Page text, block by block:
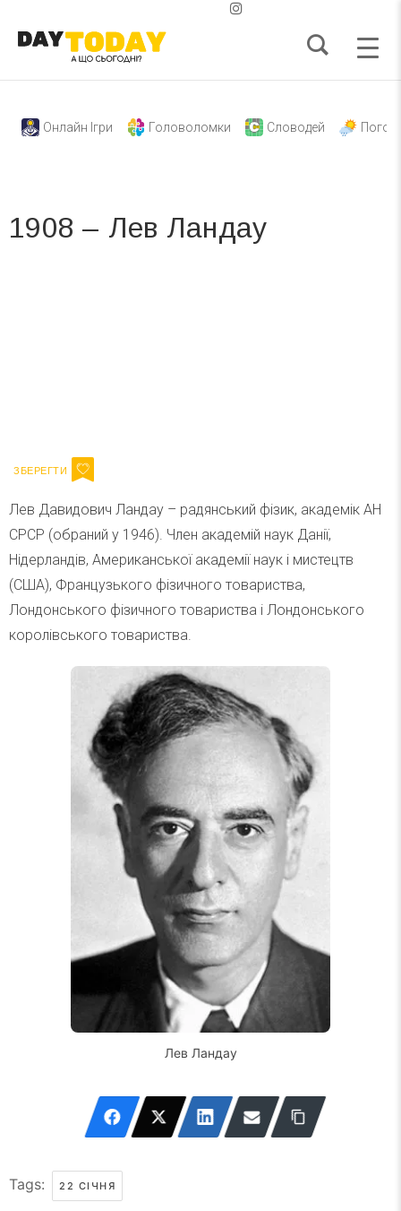
Онлайн Ігри Головоломки Словодей
1908 – Лев Ландау
Лев Давидович Ландау – радянський фізик, академік АН
СРСР (обраний у 1946). Член академій наук Данії,
Нідерландів, Американської академії наук і мистецтв
(США), Французького фізичного товариства,
Лондонського фізичного товариства і Лондонського
королівського товариства.
Лев Ландау
Tags: 22 СІЧНЯ